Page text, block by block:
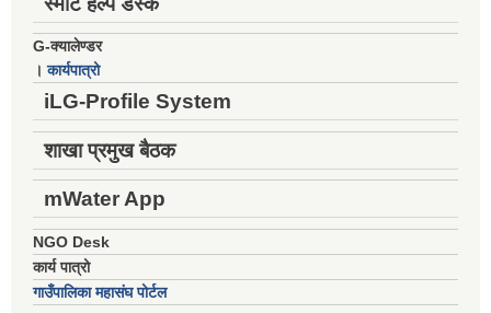
G-क्यालेण्डर
।कार्यपात्रो
iLG-Profile System
शाखा प्रमुख बैठक
mWater App
NGO Desk
कार्य पात्रो
गाउँपालिका महासंघ पोर्टल